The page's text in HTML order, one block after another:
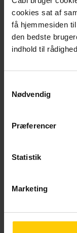
cookies sat af
få hjemmesiden
den bedste
indhold til
Nødvendig
Præferencer
Statistik
Marketing
Lone
Tina Fogh,
Webinaret
af mangfoldige
Webinaret er en
, som er
Danmarks